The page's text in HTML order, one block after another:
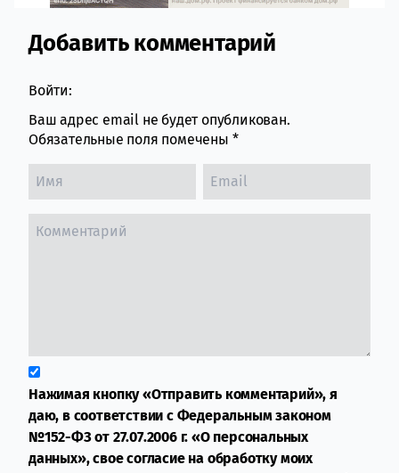
Comment section
Добавить комментарий
Войти:
Ваш адрес email не будет опубликован.
Обязательные поля помечены *
Нажимая кнопку «Отправить комментарий», я
даю, в соответствии с Федеральным законом
№152-ФЗ от 27.07.2006 г. «О персональных
данных», свое согласие на обработку моих